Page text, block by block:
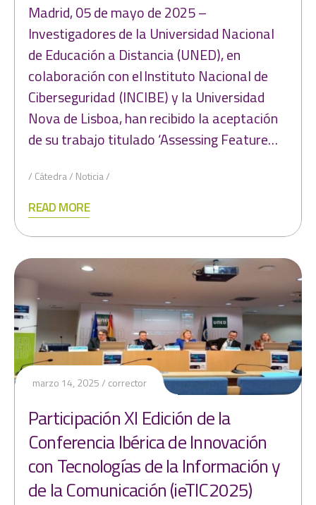
Madrid, 05 de mayo de 2025 –
Investigadores de la Universidad Nacional
de Educación a Distancia (UNED), en
colaboración con el Instituto Nacional de
Ciberseguridad (INCIBE) y la Universidad
Nova de Lisboa, han recibido la aceptación
de su trabajo titulado ‘Assessing Feature…
Cátedra Noticia
READ MORE
marzo 14, 2025 corrector
Participación XI Edición de la
Conferencia Ibérica de Innovación
con Tecnologías de la Información y
de la Comunicación (ieTIC2025)